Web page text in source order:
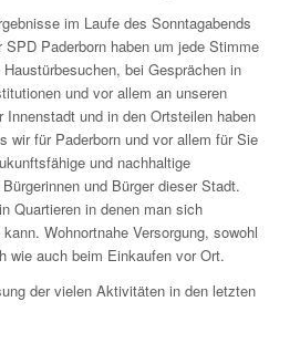
im Laufe des Sonntagabends
Paderborn haben um jede Stimme
bei Gesprächen in
und vor allem an unseren
Innenstadt und in den Ortsteilen haben
wir für Paderborn und vor allem für Sie
und nachhaltige
und Bürger dieser Stadt.
Quartieren in denen man sich
Wohnortnahe Versorgung, sowohl
wie auch beim Einkaufen vor Ort.
der vielen Aktivitäten in den letzten